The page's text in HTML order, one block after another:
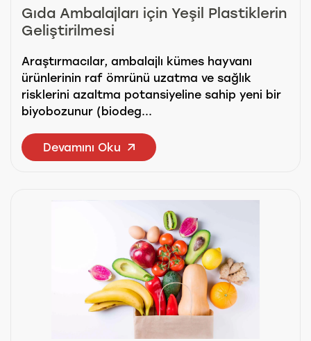
Gıda Ambalajları için Yeşil Plastiklerin
Geliştirilmesi
Araştırmacılar, ambalajlı kümes hayvanı
ürünlerinin raf ömrünü uzatma ve sağlık
risklerini azaltma potansiyeline sahip yeni bir
biyobozunur (biodeg...
Devamını Oku